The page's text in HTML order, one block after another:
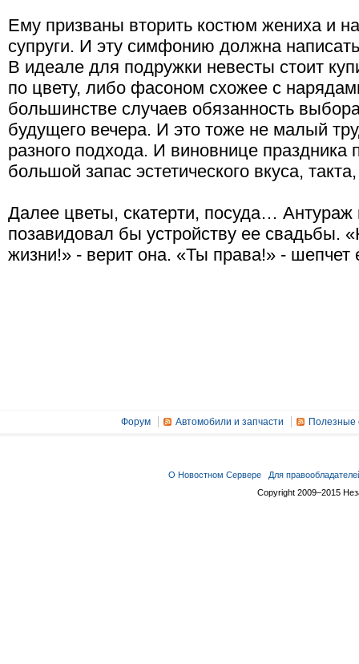
Ему призваны вторить костюм жениха и
супруги. И эту симфонию должна
В идеале для подружки невесты стоит
по цвету, либо фасоном схожее с
большинстве случаев обязанность
будущего вечера. И это тоже не малый
разного подхода. И виновнице праздника
большой запас эстетического вкуса,
Далее цветы, скатерти, посуда… Антураж
позавидовал бы устройству ее свадьбы.
жизни!» - верит она. «Ты права!» - шепчет
Форум Автомобили и запчасти Полезные
О Новостном Сервере
Для
Copyright 2009–2015